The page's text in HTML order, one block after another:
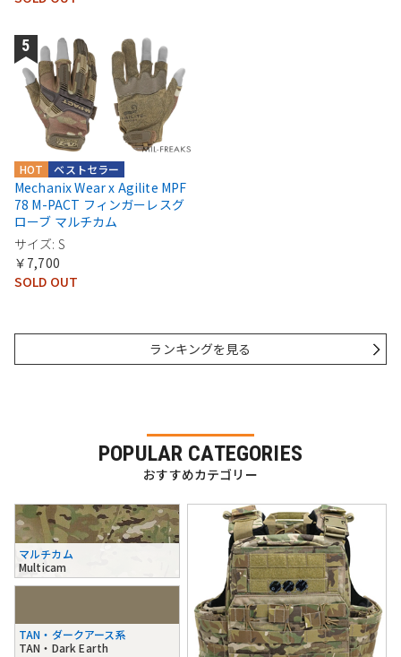
ベストセラー
HOT
Mechanix Wear x Agilite MPF
78 M-PACT フィンガーレスグ
ローブ マルチカム
サイズ: S
￥7,700
SOLD OUT
ランキングを見る
POPULAR CATEGORIES
おすすめカテゴリー
マルチカム
Multicam
TAN・ダークアース系
TAN・Dark Earth